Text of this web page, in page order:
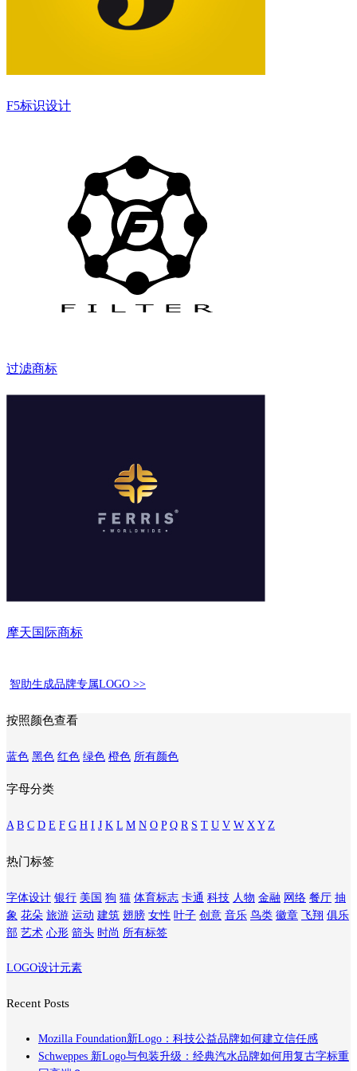
F5标识设计
过滤商标
摩天国际商标
智助生成品牌专属LOGO >>
按照颜色查看
蓝色 黑色 红色 绿色 橙色 所有颜色
字母分类
A B C D E F G H I J K L M N O P Q R S T U V W X Y Z
热门标签
字体设计 银行 美国 狗 猫 体育标志 卡通 科技 人物 金融 网络 餐厅 抽
象 花朵 旅游 运动 建筑 翅膀 女性 叶子 创意 音乐 鸟类 徽章 飞翔 俱乐
部 艺术 心形 箭头 时尚 所有标签
LOGO设计元素
Recent Posts
Mozilla Foundation新Logo：科技公益品牌如何建立信任感
Schweppes 新Logo与包装升级：经典汽水品牌如何用复古字标重